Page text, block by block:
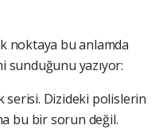
noktaya bu anlamda
sunduğunu yazıyor:
serisi. Dizideki polislerin
bu bir sorun değil.